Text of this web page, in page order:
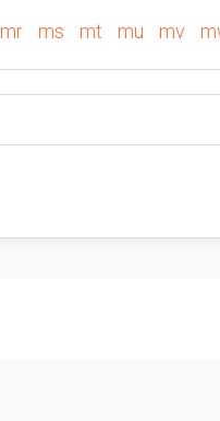
mr ms mt mu mv